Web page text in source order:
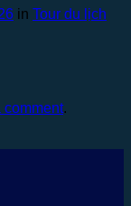
in Tour du lịch
comment.